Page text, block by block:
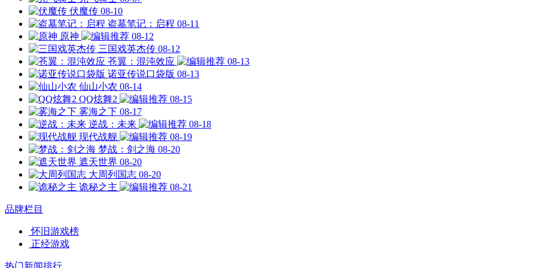
伏魔传 08-10
盗墓笔记：启程 08-11
原神
08-12
三国戏英杰传 08-12
苍翼：混沌效应
08-13
诺亚传说口袋版 08-13
仙山小农 08-14
QQ炫舞2
08-15
雾海之下 08-17
逆战：未来
08-18
现代战舰
08-19
梦战：剑之海 08-20
遮天世界 08-20
大周列国志 08-20
诡秘之主
08-21
品牌栏目
怀旧游戏榜
正经游戏
热门新闻排行